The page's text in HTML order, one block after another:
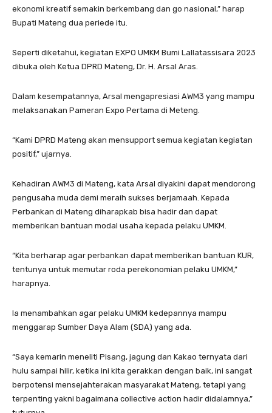
ekonomi kreatif semakin berkembang dan go nasional,” harap
Bupati Mateng dua periede itu.
Seperti diketahui, kegiatan EXPO UMKM Bumi Lallatassisara 2023
dibuka oleh Ketua DPRD Mateng, Dr. H. Arsal Aras.
Dalam kesempatannya, Arsal mengapresiasi AWM3 yang mampu
melaksanakan Pameran Expo Pertama di Meteng.
“Kami DPRD Mateng akan mensupport semua kegiatan kegiatan
positif,” ujarnya.
Kehadiran AWM3 di Mateng, kata Arsal diyakini dapat mendorong
pengusaha muda demi meraih sukses berjamaah. Kepada
Perbankan di Mateng diharapkab bisa hadir dan dapat
memberikan bantuan modal usaha kepada pelaku UMKM.
“Kita berharap agar perbankan dapat memberikan bantuan KUR,
tentunya untuk memutar roda perekonomian pelaku UMKM,”
harapnya.
Ia menambahkan agar pelaku UMKM kedepannya mampu
menggarap Sumber Daya Alam (SDA) yang ada.
“Saya kemarin meneliti Pisang, jagung dan Kakao ternyata dari
hulu sampai hilir, ketika ini kita gerakkan dengan baik, ini sangat
berpotensi mensejahterakan masyarakat Mateng, tetapi yang
terpenting yakni bagaimana collective action hadir didalamnya,”